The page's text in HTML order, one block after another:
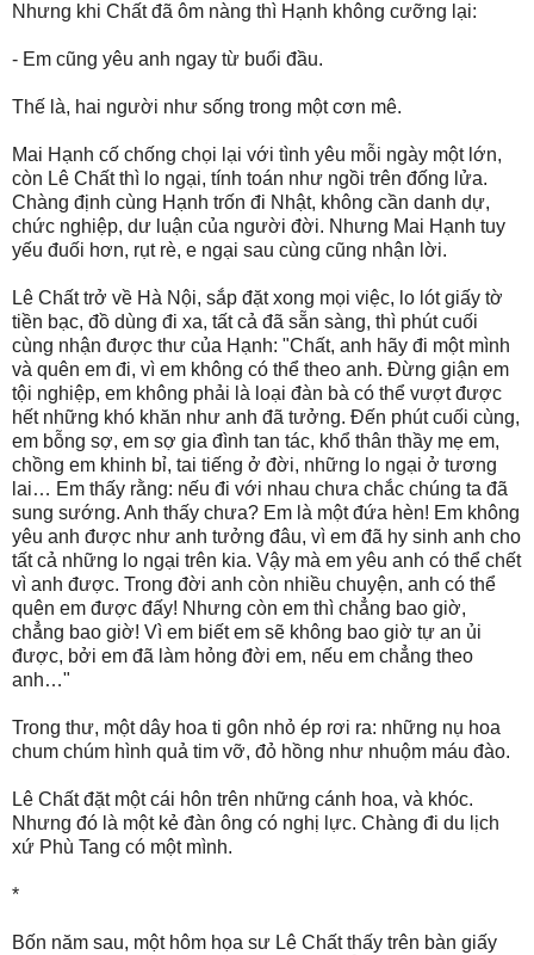
Nhưng khi Chất đã ôm nàng thì Hạnh không cưỡng lại:
- Em cũng yêu anh ngay từ buổi đầu.
Thế là, hai người như sống trong một cơn mê.
Mai Hạnh cố chống chọi lại với tình yêu mỗi ngày một lớn,
còn Lê Chất thì lo ngại, tính toán như ngồi trên đống lửa.
Chàng định cùng Hạnh trốn đi Nhật, không cần danh dự,
chức nghiệp, dư luận của người đời. Nhưng Mai Hạnh tuy
yếu đuối hơn, rụt rè, e ngại sau cùng cũng nhận lời.
Lê Chất trở về Hà Nội, sắp đặt xong mọi việc, lo lót giấy tờ
tiền bạc, đồ dùng đi xa, tất cả đã sẵn sàng, thì phút cuối
cùng nhận được thư của Hạnh: "Chất, anh hãy đi một mình
và quên em đi, vì em không có thể theo anh. Đừng giận em
tội nghiệp, em không phải là loại đàn bà có thể vượt được
hết những khó khăn như anh đã tưởng. Đến phút cuối cùng,
em bỗng sợ, em sợ gia đình tan tác, khổ thân thầy mẹ em,
chồng em khinh bỉ, tai tiếng ở đời, những lo ngại ở tương
lai… Em thấy rằng: nếu đi với nhau chưa chắc chúng ta đã
sung sướng. Anh thấy chưa? Em là một đứa hèn! Em không
yêu anh được như anh tưởng đâu, vì em đã hy sinh anh cho
tất cả những lo ngại trên kia. Vậy mà em yêu anh có thể chết
vì anh được. Trong đời anh còn nhiều chuyện, anh có thể
quên em được đấy! Nhưng còn em thì chẳng bao giờ,
chẳng bao giờ! Vì em biết em sẽ không bao giờ tự an ủi
được, bởi em đã làm hỏng đời em, nếu em chẳng theo
anh…"
Trong thư, một dây hoa ti gôn nhỏ ép rơi ra: những nụ hoa
chum chúm hình quả tim vỡ, đỏ hồng như nhuộm máu đào.
Lê Chất đặt một cái hôn trên những cánh hoa, và khóc.
Nhưng đó là một kẻ đàn ông có nghị lực. Chàng đi du lịch
xứ Phù Tang có một mình.
*
Bốn năm sau, một hôm họa sư Lê Chất thấy trên bàn giấy